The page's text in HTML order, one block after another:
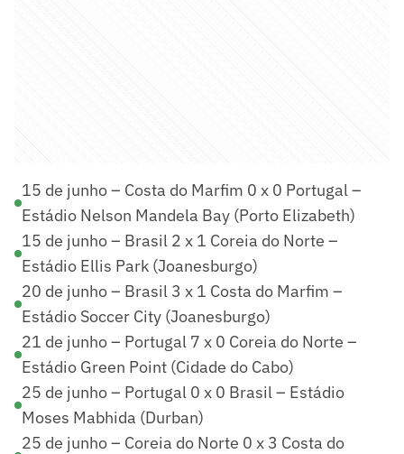
15 de junho – Costa do Marfim 0 x 0 Portugal –
Estádio Nelson Mandela Bay (Porto Elizabeth)
15 de junho – Brasil 2 x 1 Coreia do Norte –
Estádio Ellis Park (Joanesburgo)
20 de junho – Brasil 3 x 1 Costa do Marfim –
Estádio Soccer City (Joanesburgo)
21 de junho – Portugal 7 x 0 Coreia do Norte –
Estádio Green Point (Cidade do Cabo)
25 de junho – Portugal 0 x 0 Brasil – Estádio
Moses Mabhida (Durban)
25 de junho – Coreia do Norte 0 x 3 Costa do